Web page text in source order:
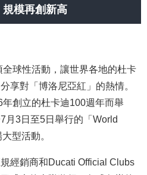
規模再創新高
全球性活動，讓世界各地的杜卡
享對「博洛尼亞紅」的熱情。
創立的杜卡迪100週年而舉
月3日至5日舉行的「World
型活動。
經銷商和Ducati Official Clubs